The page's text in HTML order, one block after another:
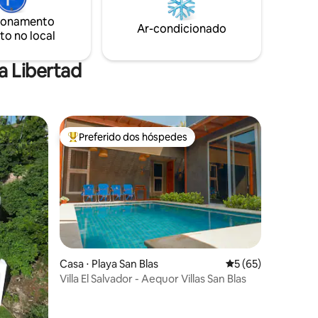
dos
de uma comunidade fechada com
segurança 24 horas por dia, 7 dias por
semana. Possui acesso direto à praia
no local
Ar-condicionado
Libertad
Entre os melhores preferidos dos hóspedes
Preferido dos hóspedes
Casa ⋅ Playa San Blas 5 de uma
5 (65)
Villa El Salvador - Aequor Villas San Blas